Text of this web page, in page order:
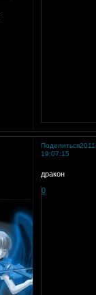
Поделиться
19:07:15
дракон
0